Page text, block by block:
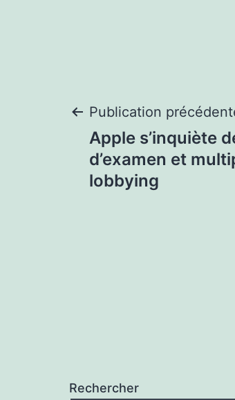
Navigation
de
Publication
Apple s’inquiète
d’examen et
lobbying
Rechercher